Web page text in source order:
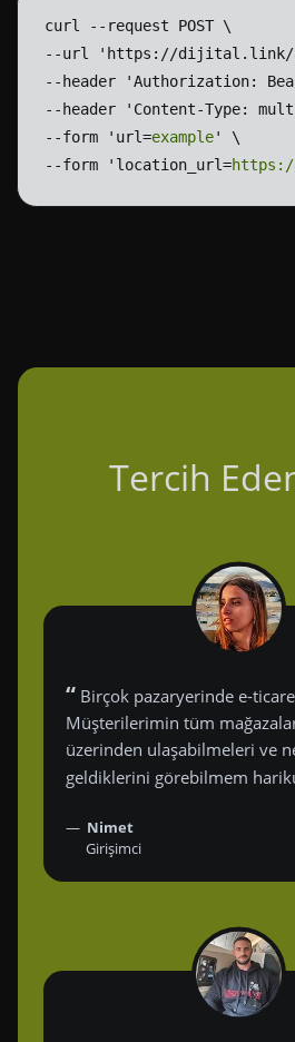
curl --request POST \
--url
'https://dijital.link/
--header
'Authorization:
--header
'Content-Type:
--form
'url=example'
\
--form
'location_url=
Tercih
“ Birçok pazaryerinde e-
Müşterilerimin tüm
üzerinden ulaşabilmeleri ve
geldiklerini görebilmem
Nimet
Girişimci